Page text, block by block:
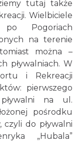
tutaj także
Wielbiciele
Pogoriach
na terenie
można –
pływalniach. W
i Rekreacji
pierwszego
na ul.
pośrodku
czyli do pływalni
„Hubala”